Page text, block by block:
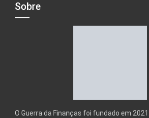
Sobre
O Guerra da Finanças foi fundado em